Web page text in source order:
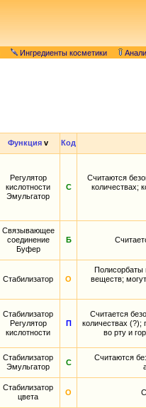
Ингредиенты косметики
Функция v Код
Регулятор
кислотности
Эмульгатор
С
Считаются
количествах;
Связывающее
соединение
Буфер
Б
Стабилизатор О
Полисорбаты
веществ;
Стабилизатор
Регулятор
кислотности
П
Считается
количествах
во рту и
Стабилизатор
Эмульгатор
С
Считаются
Стабилизатор
цвета
О